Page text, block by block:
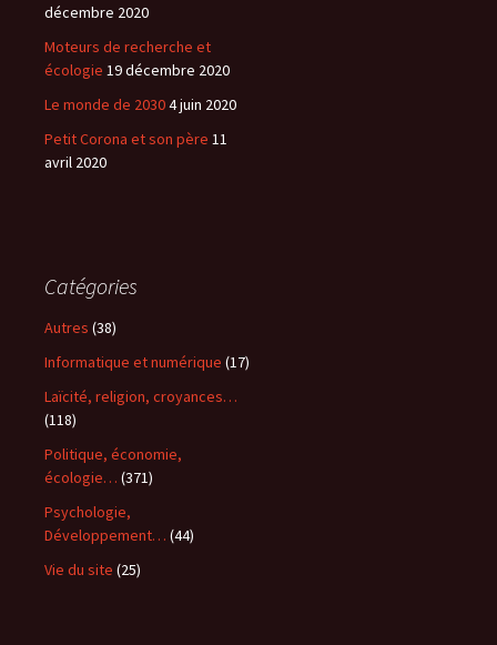
décembre 2020
Moteurs de recherche et
écologie 19 décembre 2020
Le monde de 20304 juin 2020
Petit Corona et son père 11
avril 2020
Catégories
Autres (38)
Informatique et numérique (17)
Laïcité, religion, croyances…
(118)
Politique, économie,
écologie… (371)
Psychologie,
Développement… (44)
Vie du site (25)